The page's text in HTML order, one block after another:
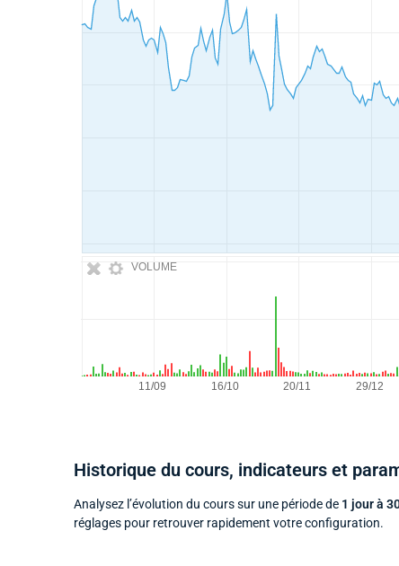
VOLUME
Historique du cours, indicateurs et
Analysez l’évolution du cours sur une période de 1 jour à
réglages pour retrouver rapidement votre configuration.